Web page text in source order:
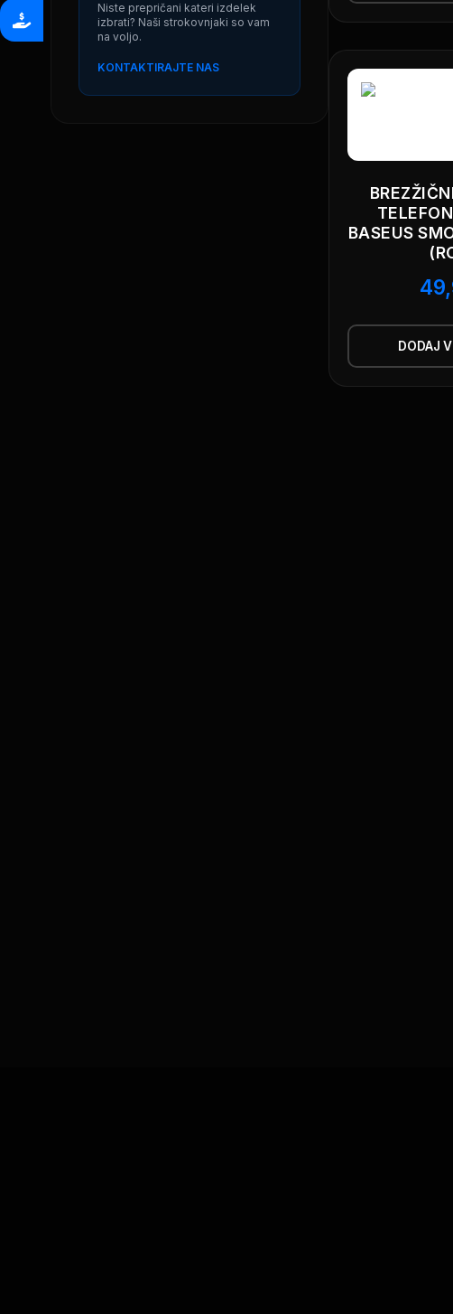
Niste prepričani kateri izdelek
izbrati? Naši strokovnjaki so vam
na voljo.
KONTAKTIRAJTE NAS
BASEUS
DODAJ